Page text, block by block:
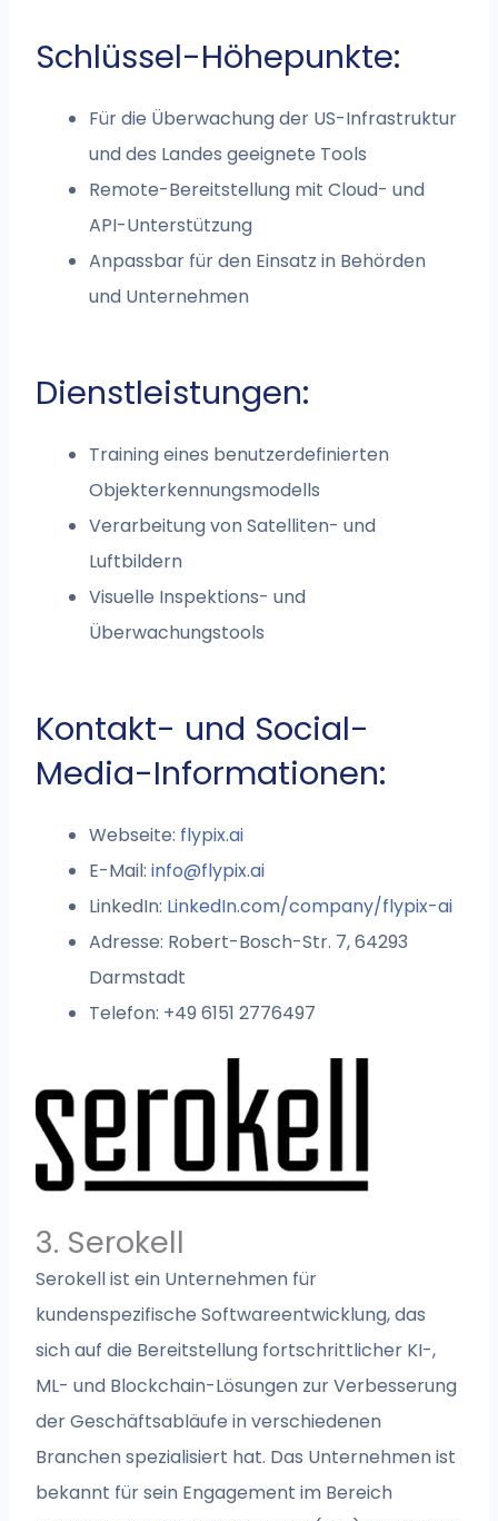
Schlüssel-Höhepunkte:
Für die Überwachung der US-Infrastruktur
und des Landes geeignete Tools
Remote-Bereitstellung mit Cloud- und
API-Unterstützung
Anpassbar für den Einsatz in Behörden
und Unternehmen
Dienstleistungen:
Training eines benutzerdefinierten
Objekterkennungsmodells
Verarbeitung von Satelliten- und
Luftbildern
Visuelle Inspektions- und
Überwachungstools
Kontakt- und Social-
Media-Informationen:
Webseite: flypix.ai
E-Mail:info@flypix.ai
LinkedIn: LinkedIn.com/company/flypix-ai
Adresse: Robert-Bosch-Str. 7, 64293
Darmstadt
Telefon: +49 6151 2776497
3. Serokell
Serokell ist ein Unternehmen für
kundenspezifische Softwareentwicklung, das
sich auf die Bereitstellung fortschrittlicher KI-,
ML- und Blockchain-Lösungen zur Verbesserung
der Geschäftsabläufe in verschiedenen
Branchen spezialisiert hat. Das Unternehmen ist
bekannt für sein Engagement im Bereich